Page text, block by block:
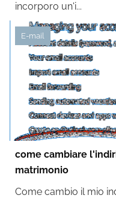
incorporo un'i...
E-mail
come cambiare
matrimonio
Come cambio il mio